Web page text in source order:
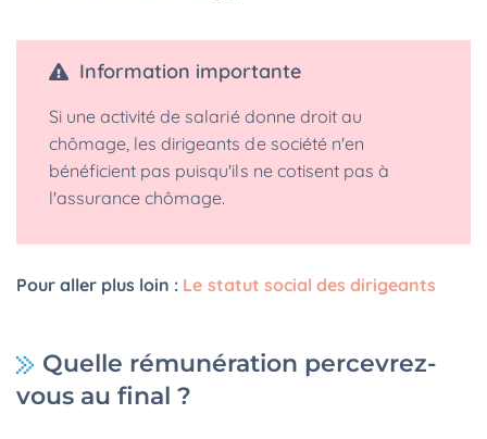
Information importante
Si une activité de salarié donne droit au
chômage, les dirigeants de société n'en
bénéficient pas puisqu'ils ne cotisent pas à
l'assurance chômage.
Pour aller plus loin : Le statut social des dirigeants
Quelle rémunération percevrez-
vous au final ?